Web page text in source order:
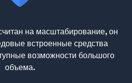
на масштабирование, он
встроенные средства
возможности большого
объема.